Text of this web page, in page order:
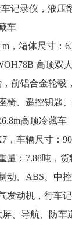
记录仪，液压
车
，箱体尺寸：
高顶双
，前铝合金轮
椅、遥控钥匙、
高顶冷藏车
车辆尺寸：
量：7.88吨，
动、ABS、中
发动机，行车
、导航、防车